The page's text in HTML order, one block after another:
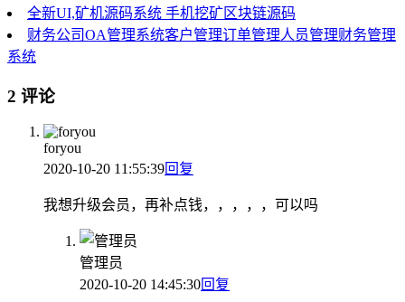
全新UI,矿机源码系统 手机挖矿区块链源码
财务公司OA管理系统客户管理订单管理人员管理财务管理
系统
2 评论
foryou
2020-10-20 11:55:39回复
我想升级会员，再补点钱，，，，，可以吗
管理员
2020-10-20 14:45:30回复